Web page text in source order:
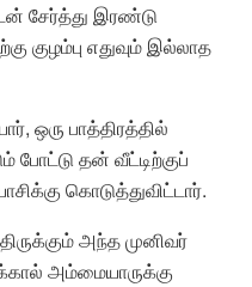
சேர்த்து இரண்டு
குழம்பு எதுவும் இல்லாத
ஒரு பாத்திரத்தில்
போட்டு தன் வீட்டிற்குப்
கொடுத்துவிட்டார்.
அந்த முனிவர்
அம்மையாருக்கு